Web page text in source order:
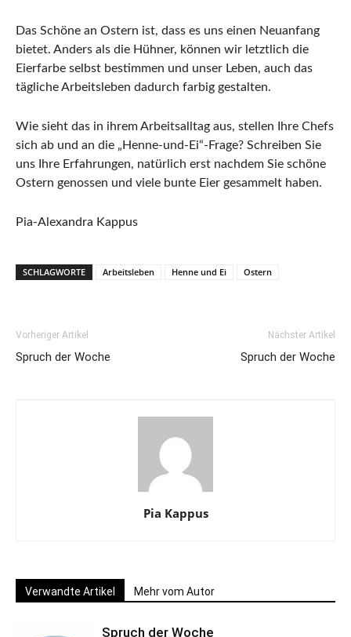
Das Schöne an Ostern ist, dass es uns einen Neuanfang
bietet. Anders als die Hühner, können wir letztlich die
Eierfarbe selbst bestimmen und unser Leben, auch das
tägliche Arbeitsleben dadurch farbig gestalten.
Wie sieht das in ihrem Arbeitsalltag aus, stellen Ihre Chefs
sich ab und an die „Henne-und-Ei“-Frage? Schreiben Sie
uns Ihre Erfahrungen, natürlich erst nachdem Sie schöne
Ostern genossen und viele bunte Eier gesammelt haben.
Pia-Alexandra Kappus
SCHLAGWORTE Arbeitsleben Henne und Ei Ostern
Vorheriger Artikel
Spruch der Woche
Nächster Artikel
Spruch der Woche
Pia Kappus
Verwandte Artikel Mehr vom Autor
Spruch der Woche